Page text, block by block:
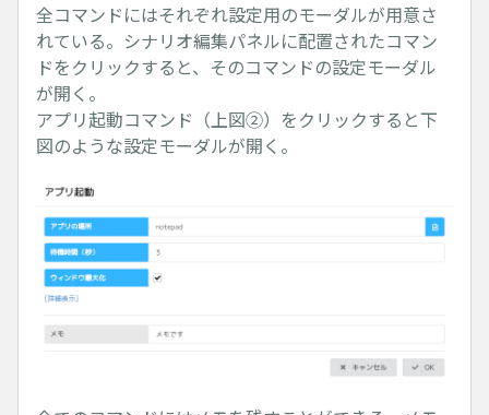
全コマンドにはそれぞれ設定用のモーダルが用意さ
れている。シナリオ編集パネルに配置されたコマン
ドをクリックすると、そのコマンドの設定モーダル
が開く。
アプリ起動コマンド（上図②）をクリックすると下
図のような設定モーダルが開く。